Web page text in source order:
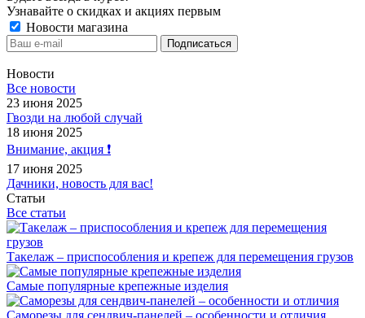
Узнавайте о скидках и акциях первым
Новости магазина
Новости
Все новости
23 июня 2025
Гвозди на любой случай
18 июня 2025
Внимание, акция ❗️
17 июня 2025
Дачники, новость для вас!
Статьи
Все статьи
Такелаж – приспособления и крепеж для перемещения грузов
Самые популярные крепежные изделия
Саморезы для сендвич-панелей – особенности и отличия